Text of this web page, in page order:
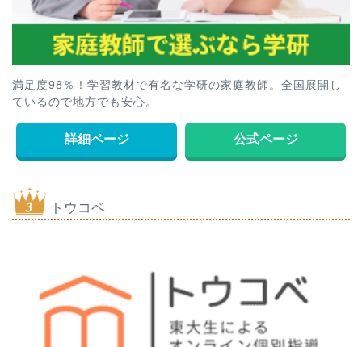
満足度98％！学習教材で有名な学研の家庭教師。全国展開し
ているので地方でも安心。
詳細ページ 公式ページ
トウコベ